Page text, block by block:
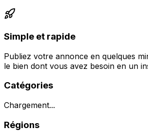
Simple et rapide
Publiez votre annonce en quelques
le bien dont vous avez besoin en un
Catégories
Chargement...
Régions